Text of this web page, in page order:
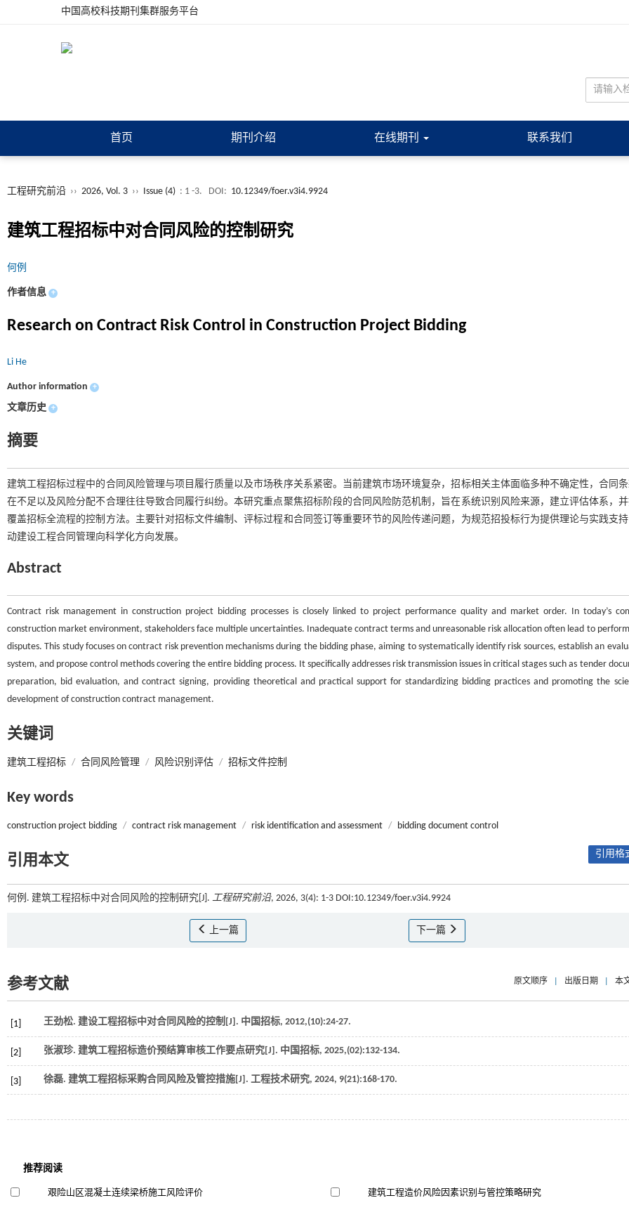
中国高校科技期刊集群服务平台
首页 期刊介绍 在线期刊 联系我们
工程研究前沿 ›› 2026, Vol. 3 ›› Issue (4) : 1 -3. DOI: 10.12349/foer.v3i4.9924
建筑工程招标中对合同风险的控制研究
何例
作者信息 +
Research on Contract Risk Control in Construction Project Bidding
Li He
Author information +
文章历史 +
摘要
建筑工程招标过程中的合同风险管理与项目履行质量以及市场秩序关系紧密。当前建筑市场环境复杂，招标相关主体面临多种不确定性，合同
在不足以及风险分配不合理往往导致合同履行纠纷。本研究重点聚焦招标阶段的合同风险防范机制，旨在系统识别风险来源，建立评估体系，
覆盖招标全流程的控制方法。主要针对招标文件编制、评标过程和合同签订等重要环节的风险传递问题，为规范招投标行为提供理论与实践支
动建设工程合同管理向科学化方向发展。
Abstract
Contract risk management in construction project bidding processes is closely linked to project performance quality and market order. In today’s
construction market environment, stakeholders face multiple uncertainties. Inadequate contract terms and unreasonable risk allocation often lead to
disputes. This study focuses on contract risk prevention mechanisms during the bidding phase, aiming to systematically identify risk sources, establish an
system, and propose control methods covering the entire bidding process. It specifically addresses risk transmission issues in critical stages such as tender
preparation, bid evaluation, and contract signing, providing theoretical and practical support for standardizing bidding practices and promoting the
development of construction contract management.
关键词
建筑工程招标 / 合同风险管理 / 风险识别评估 / 招标文件控制
Key words
construction project bidding / contract risk management / risk identification and assessment / bidding document control
引用本文 引用格
何例. 建筑工程招标中对合同风险的控制研究[J]. 工程研究前沿, 2026, 3(4): 1-3 DOI:10.12349/foer.v3i4.9924
上一篇 下一篇
参考文献 原文顺序 出版日期 本
[1] 王劲松. 建设工程招标中对合同风险的控制[J]. 中国招标, 2012,(10):24-27.
[2] 张淑珍. 建筑工程招标造价预结算审核工作要点研究[J]. 中国招标, 2025,(02):132-134.
[3] 徐磊. 建筑工程招标采购合同风险及管控措施[J]. 工程技术研究, 2024, 9(21):168-170.